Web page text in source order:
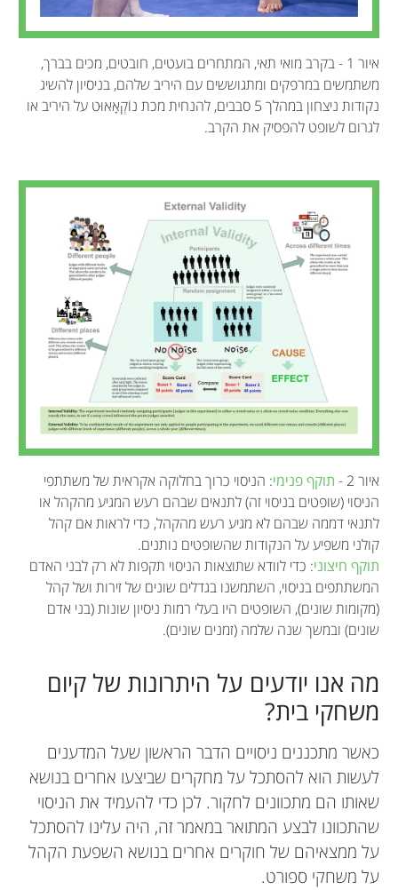
איור 1 - בקרב מואי תאי, המתחרים בועטים, חובטים, מכים בברך,
משתמשים במרפקים ומתגוששים עם היריב שלהם, בניסיון להשיג
נקודות ניצחון במהלך 5 סבבים, להנחית מכת נוֹקְאָאוּט על היריב או
לגרום לשופט להפסיק את הקרב.
איור 2 - תוקף פנימי: הניסוי כרוך בחלוקה אקראית של משתתפי
הניסוי (שופטים בניסוי זה) לתנאים שבהם רעש המגיע מהקהל או
לתנאי דממה שבהם לא מגיע רעש מהקהל, כדי לראות אם קהל
קולני משפיע על הנקודות שהשופטים נותנים.
תוקף חיצוני: כדי לוודא שתוצאות הניסוי תקפות לא רק לבני האדם
המשתתפים בניסוי, השתמשנו בגדלים שונים של זירות ושל קהל
(מקומות שונים), השופטים היו בעלי רמות ניסיון שונות (בני אדם
שונים) ובמשך שנה שלמה (זמנים שונים).
מה אנו יודעים על היתרונות של קיום
משחקי בית?
כאשר מתכננים ניסויים הדבר הראשון שעל המדענים
לעשות הוא להסתכל על מחקרים שביצעו אחרים בנושא
שאותו הם מתכוונים לחקור. לכן כדי להעמיד את הניסוי
שהתכוונו לבצע המתואר במאמר זה, היה עלינו להסתכל
על ממצאיהם של חוקרים אחרים בנושא השפעת הקהל
על משחקי ספורט.